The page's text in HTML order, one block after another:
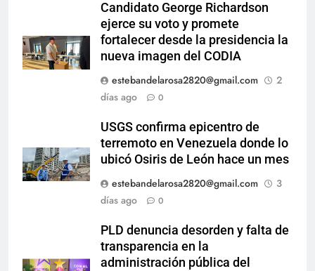
Candidato George Richardson
ejerce su voto y promete
fortalecer desde la presidencia la
nueva imagen del CODIA
estebandelarosa2820@gmail.com
2
días ago
0
USGS confirma epicentro de
terremoto en Venezuela donde lo
ubicó Osiris de León hace un mes
estebandelarosa2820@gmail.com
3
días ago
0
PLD denuncia desorden y falta de
transparencia en la
administración pública del